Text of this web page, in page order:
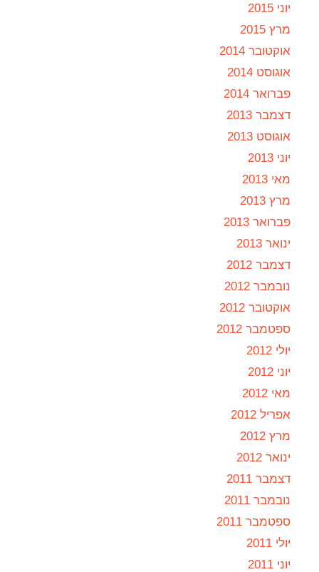
יוני 2015
מרץ 2015
אוקטובר 2014
אוגוסט 2014
פברואר 2014
דצמבר 2013
אוגוסט 2013
יוני 2013
מאי 2013
מרץ 2013
פברואר 2013
ינואר 2013
דצמבר 2012
נובמבר 2012
אוקטובר 2012
ספטמבר 2012
יולי 2012
יוני 2012
מאי 2012
אפריל 2012
מרץ 2012
ינואר 2012
דצמבר 2011
נובמבר 2011
ספטמבר 2011
יולי 2011
יוני 2011